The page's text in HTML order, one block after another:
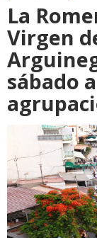
La
Virgen
sábado